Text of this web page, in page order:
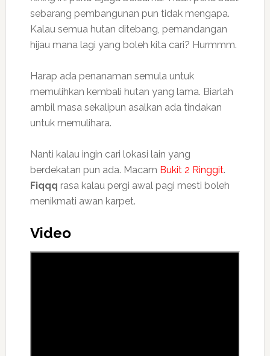
sebarang pembangunan pun tidak mengapa.
Kalau semua hutan ditebang, pemandangan
hijau mana lagi yang boleh kita cari? Hurmmm.
Harap ada penanaman semula untuk
memulihkan kembali hutan yang lama. Biarlah
ambil masa sekalipun asalkan ada tindakan
untuk memulihara.
Nanti kalau ingin cari lokasi lain yang
berdekatan pun ada. Macam Bukit 2 Ringgit.
Fiqqq rasa kalau pergi awal pagi mesti boleh
menikmati awan karpet.
Video